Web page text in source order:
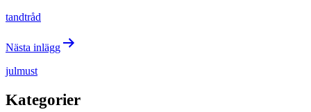
tandtråd
Nästa inlägg
julmust
Kategorier